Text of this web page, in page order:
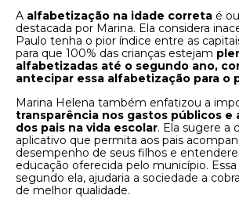
A alfabetização na idade correta é
destacada por Marina. Ela considera
Paulo tenha o pior índice entre as
para que 100% das crianças estejam
alfabetizadas até o segundo ano,
antecipar essa alfabetização para o
Marina Helena também enfatizou a
transparência nos gastos públicos e
dos pais na vida escolar. Ela sugere a
aplicativo que permita aos pais
desempenho de seus filhos e
educação oferecida pelo município.
segundo ela, ajudaria a sociedade a
de melhor qualidade.